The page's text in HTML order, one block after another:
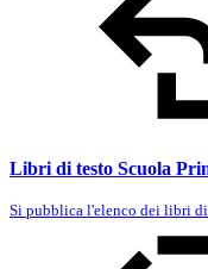
Libri di testo Scuola
Si pubblica l'elenco dei libri